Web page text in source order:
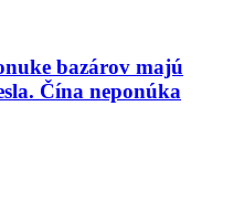
bazárov majú
Čína neponúka